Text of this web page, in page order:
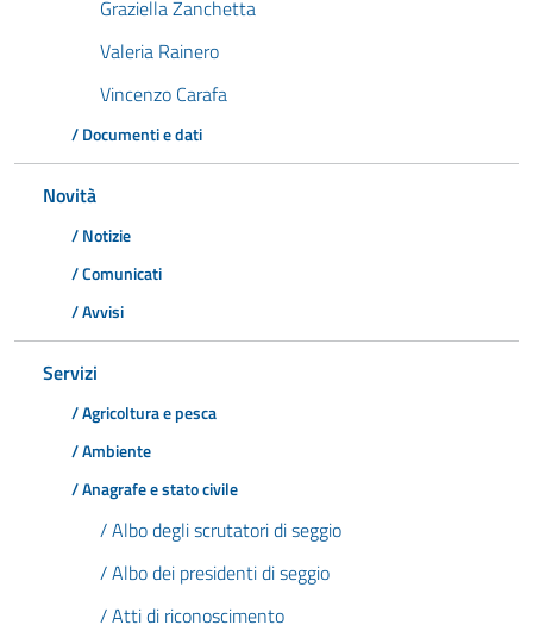
Graziella Zanchetta
Valeria Rainero
Vincenzo Carafa
/ Documenti e dati
Novità
/ Notizie
/ Comunicati
/ Avvisi
Servizi
/ Agricoltura e pesca
/ Ambiente
/ Anagrafe e stato civile
/ Albo degli scrutatori di seggio
/ Albo dei presidenti di seggio
/ Atti di riconoscimento